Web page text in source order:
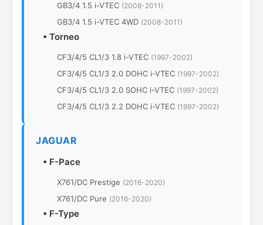
GB3/4 1.5 i-VTEC (2008-2011)
GB3/4 1.5 i-VTEC 4WD (2008-2011)
• Torneo
CF3/4/5 CL1/3 1.8 i-VTEC (1997-2002)
CF3/4/5 CL1/3 2.0 DOHC i-VTEC (1997-2002)
CF3/4/5 CL1/3 2.0 SOHC i-VTEC (1997-2002)
CF3/4/5 CL1/3 2.2 DOHC i-VTEC (1997-2002)
JAGUAR
• F-Pace
X761/DC Prestige (2016-2020)
X761/DC Pure (2016-2020)
• F-Type